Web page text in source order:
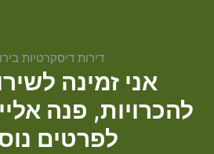
דירות דיסקרטיות
אני זמינה
להכרויות, פנה
לפרטים